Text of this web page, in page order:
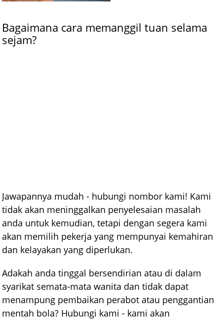
Bagaimana cara memanggil tuan selama
sejam?
Jawapannya mudah - hubungi nombor kami! Kami
tidak akan meninggalkan penyelesaian masalah
anda untuk kemudian, tetapi dengan segera kami
akan memilih pekerja yang mempunyai kemahiran
dan kelayakan yang diperlukan.
Adakah anda tinggal bersendirian atau di dalam
syarikat semata-mata wanita dan tidak dapat
menampung pembaikan perabot atau penggantian
mentah bola? Hubungi kami - kami akan